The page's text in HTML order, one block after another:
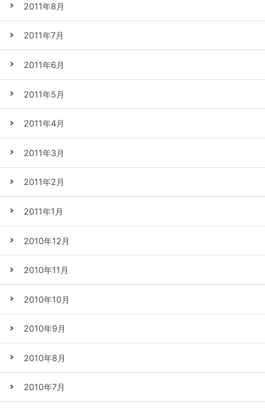
2011年8月
2011年7月
2011年6月
2011年5月
2011年4月
2011年3月
2011年2月
2011年1月
2010年12月
2010年11月
2010年10月
2010年9月
2010年8月
2010年7月